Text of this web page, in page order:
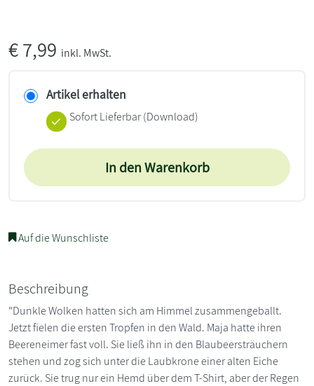
€7,99 inkl. MwSt.
Artikel erhalten
Sofort Lieferbar (Download)
In den Warenkorb
Auf die Wunschliste
Beschreibung
"Dunkle Wolken hatten sich am Himmel zusammengeballt.
Jetzt fielen die ersten Tropfen in den Wald. Maja hatte ihren
Beereneimer fast voll. Sie ließ ihn in den Blaubeersträuchern
stehen und zog sich unter die Laubkrone einer alten Eiche
zurück. Sie trug nur ein Hemd über dem T-Shirt, aber der Regen